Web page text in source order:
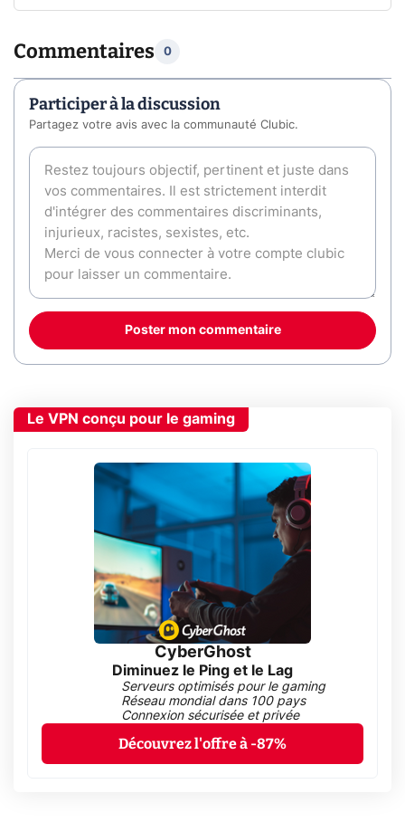
Commentaires 0
Participer à la discussion
Partagez votre avis avec la communauté Clubic.
Poster mon commentaire
Le VPN conçu pour le gaming
CyberGhost
Diminuez le Ping et le Lag
Serveurs optimisés pour le gaming
Réseau mondial dans 100 pays
Connexion sécurisée et privée
Découvrez l'offre à -87%